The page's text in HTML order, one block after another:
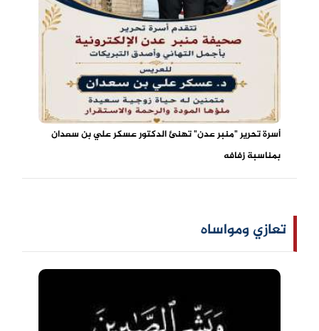
أسرة تحرير "منبر عدن" تهنئ الدكتور عسكر علي بن سعدان
بمناسبة زفافه
تعازي ومواساه